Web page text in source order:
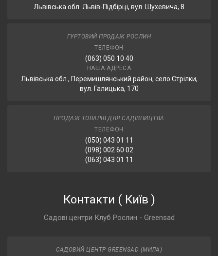
Львівська обл. Львів-Підбірці, вул. Шухевича, 8
ГУРТОВИЙ ПРОДАЖ РОСЛИН
ТЕЛЕФОН
(063) 050 10 40
НАША АДРЕСА
Львівська обл., Перемишлянський район, село Стрілки,
вул. Галицька, 170
ПРОДАЖ ТОВАРІВ ДЛЯ САДІВНИЦТВА
ТЕЛЕФОН
(050) 043 01 11
(098) 002 60 02
(063) 043 01 11
Контакти ( Київ )
Садові центри Клуб Рослин - Greensad
САДОВИЙ ЦЕНТР GREENSAD (МИЛА)